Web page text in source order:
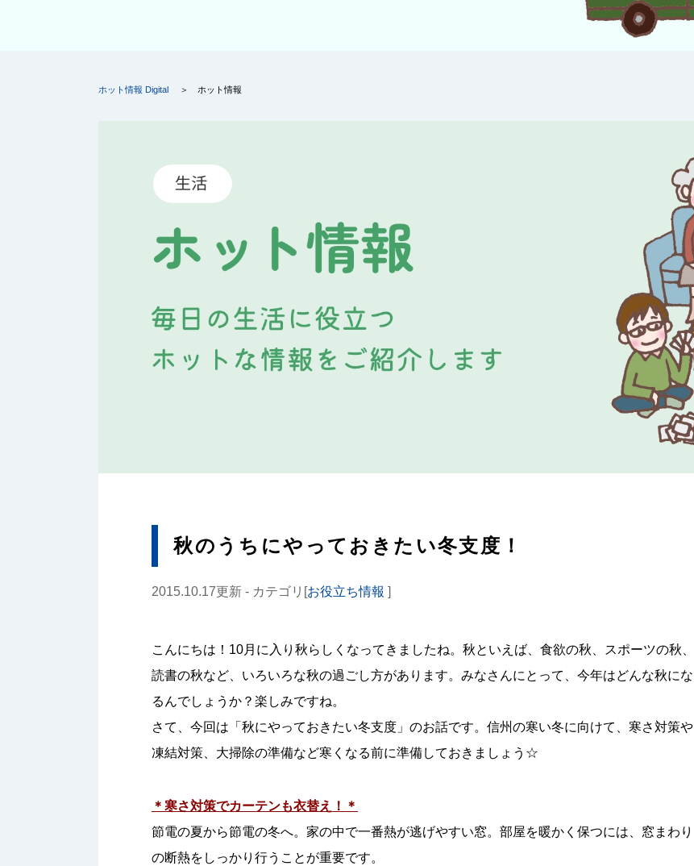
ホット情報 Digital ホット情報
秋のうちにやっておきたい冬支度！
2015.10.17更新 - カテゴリ[お役立ち情報 ]
こんにちは！10月に入り秋らしくなってきましたね。秋といえば、食欲の秋、スポーツの秋、
読書の秋など、いろいろな秋の過ごし方があります。みなさんにとって、今年はどんな秋にな
るんでしょうか？楽しみですね。
さて、今回は「秋にやっておきたい冬支度」のお話です。信州の寒い冬に向けて、寒さ対策や
凍結対策、大掃除の準備など寒くなる前に準備しておきましょう☆
＊寒さ対策でカーテンも衣替え！＊
節電の夏から節電の冬へ。家の中で一番熱が逃げやすい窓。部屋を暖かく保つには、窓まわり
の断熱をしっかり行うことが重要です。